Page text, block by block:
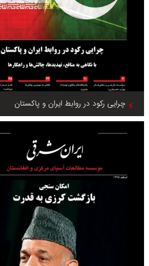
چرایی رکود در روابط ایران و پاکستان